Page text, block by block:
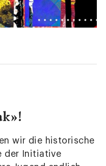
wir die historische
der Initiative